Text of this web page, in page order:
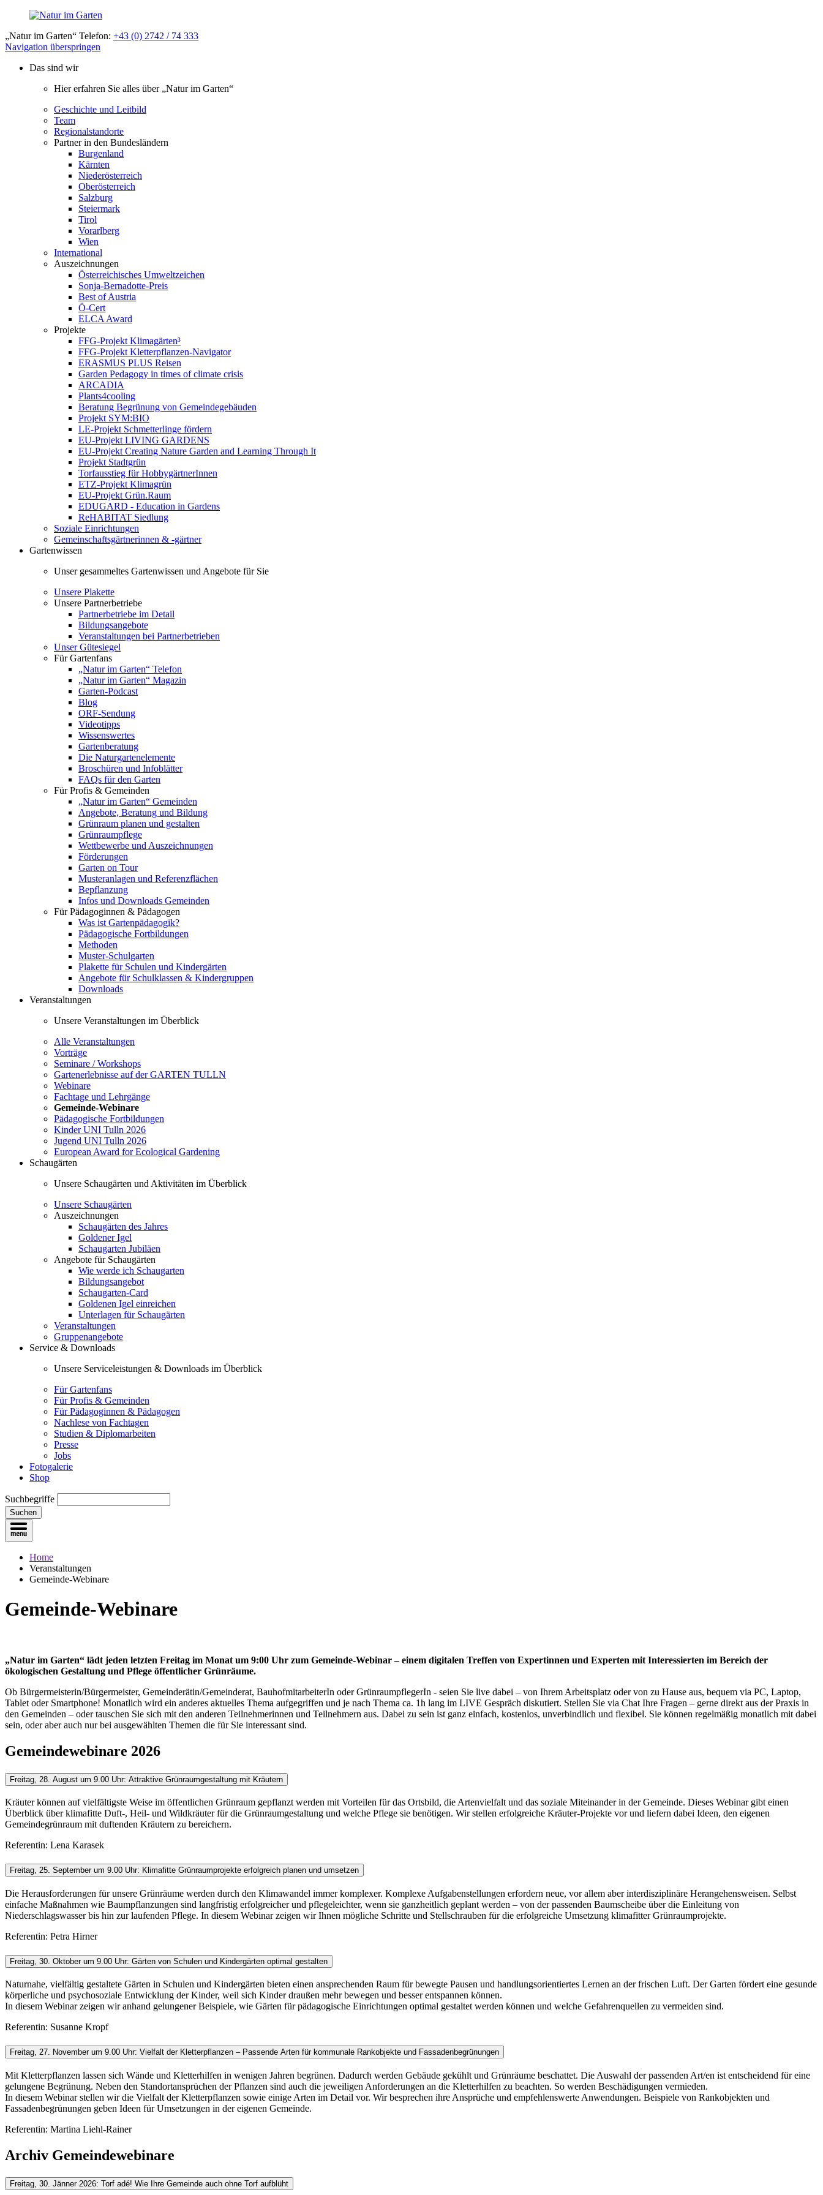
„Natur im Garten“ Telefon: +43 (0) 2742 / 74 333
Navigation überspringen
Das sind wir
Hier erfahren Sie alles über „Natur im Garten“
Geschichte und Leitbild
Team
Regionalstandorte
Partner in den Bundesländern
Burgenland
Kärnten
Niederösterreich
Oberösterreich
Salzburg
Steiermark
Tirol
Vorarlberg
Wien
International
Auszeichnungen
Österreichisches Umweltzeichen
Sonja-Bernadotte-Preis
Best of Austria
Ö-Cert
ELCA Award
Projekte
FFG-Projekt Klimagärten³
FFG-Projekt Kletterpflanzen-Navigator
ERASMUS PLUS Reisen
Garden Pedagogy in times of climate crisis
ARCADIA
Plants4cooling
Beratung Begrünung von Gemeindegebäuden
Projekt SYM:BIO
LE-Projekt Schmetterlinge fördern
EU-Projekt LIVING GARDENS
EU-Projekt Creating Nature Garden and Learning Through It
Projekt Stadtgrün
Torfausstieg für HobbygärtnerInnen
ETZ-Projekt Klimagrün
EU-Projekt Grün.Raum
EDUGARD - Education in Gardens
ReHABITAT Siedlung
Soziale Einrichtungen
Gemeinschaftsgärtnerinnen & -gärtner
Gartenwissen
Unser gesammeltes Gartenwissen und Angebote für Sie
Unsere Plakette
Unsere Partnerbetriebe
Partnerbetriebe im Detail
Bildungsangebote
Veranstaltungen bei Partnerbetrieben
Unser Gütesiegel
Für Gartenfans
„Natur im Garten“ Telefon
„Natur im Garten“ Magazin
Garten-Podcast
Blog
ORF-Sendung
Videotipps
Wissenswertes
Gartenberatung
Die Naturgartenelemente
Broschüren und Infoblätter
FAQs für den Garten
Für Profis & Gemeinden
„Natur im Garten“ Gemeinden
Angebote, Beratung und Bildung
Grünraum planen und gestalten
Grünraumpflege
Wettbewerbe und Auszeichnungen
Förderungen
Garten on Tour
Musteranlagen und Referenzflächen
Bepflanzung
Infos und Downloads Gemeinden
Für Pädagoginnen & Pädagogen
Was ist Gartenpädagogik?
Pädagogische Fortbildungen
Methoden
Muster-Schulgarten
Plakette für Schulen und Kindergärten
Angebote für Schulklassen & Kindergruppen
Downloads
Veranstaltungen
Unsere Veranstaltungen im Überblick
Alle Veranstaltungen
Vorträge
Seminare / Workshops
Gartenerlebnisse auf der GARTEN TULLN
Webinare
Fachtage und Lehrgänge
Gemeinde-Webinare
Pädagogische Fortbildungen
Kinder UNI Tulln 2026
Jugend UNI Tulln 2026
European Award for Ecological Gardening
Schaugärten
Unsere Schaugärten und Aktivitäten im Überblick
Unsere Schaugärten
Auszeichnungen
Schaugärten des Jahres
Goldener Igel
Schaugarten Jubiläen
Angebote für Schaugärten
Wie werde ich Schaugarten
Bildungsangebot
Schaugarten-Card
Goldenen Igel einreichen
Unterlagen für Schaugärten
Veranstaltungen
Gruppenangebote
Service & Downloads
Unsere Serviceleistungen & Downloads im Überblick
Für Gartenfans
Für Profis & Gemeinden
Für Pädagoginnen & Pädagogen
Nachlese von Fachtagen
Studien & Diplomarbeiten
Presse
Jobs
Fotogalerie
Shop
Suchbegriffe
Suchen
Home
Veranstaltungen
Gemeinde-Webinare
Gemeinde-Webinare
„Natur im Garten“ lädt jeden letzten Freitag im Monat um 9:00 Uhr zum Gemeinde-Webinar – einem digitalen Treffen von Expertinnen und Experten mit Interessierten im Bereich der
ökologischen Gestaltung und Pflege öffentlicher Grünräume.
Ob Bürgermeisterin/Bürgermeister, Gemeinderätin/Gemeinderat, BauhofmitarbeiterIn oder GrünraumpflegerIn - seien Sie live dabei – von Ihrem Arbeitsplatz oder von zu Hause aus, bequem via PC, Laptop,
Tablet oder Smartphone! Monatlich wird ein anderes aktuelles Thema aufgegriffen und je nach Thema ca. 1h lang im LIVE Gespräch diskutiert. Stellen Sie via Chat Ihre Fragen – gerne direkt aus der Praxis in
den Gemeinden – oder tauschen Sie sich mit den anderen Teilnehmerinnen und Teilnehmern aus. Dabei zu sein ist ganz einfach, kostenlos, unverbindlich und flexibel. Sie können regelmäßig monatlich mit dabei
sein, oder aber auch nur bei ausgewählten Themen die für Sie interessant sind.
Gemeindewebinare 2026
Freitag, 28. August um 9.00 Uhr: Attraktive Grünraumgestaltung mit Kräutern
Kräuter können auf vielfältigste Weise im öffentlichen Grünraum gepflanzt werden mit Vorteilen für das Ortsbild, die Artenvielfalt und das soziale Miteinander in der Gemeinde. Dieses Webinar gibt einen
Überblick über klimafitte Duft-, Heil- und Wildkräuter für die Grünraumgestaltung und welche Pflege sie benötigen. Wir stellen erfolgreiche Kräuter-Projekte vor und liefern dabei Ideen, den eigenen
Gemeindegrünraum mit duftenden Kräutern zu bereichern.
Referentin: Lena Karasek
Freitag, 25. September um 9.00 Uhr: Klimafitte Grünraumprojekte erfolgreich planen und umsetzen
Die Herausforderungen für unsere Grünräume werden durch den Klimawandel immer komplexer. Komplexe Aufgabenstellungen erfordern neue, vor allem aber interdisziplinäre Herangehensweisen. Selbst
einfache Maßnahmen wie Baumpflanzungen sind langfristig erfolgreicher und pflegeleichter, wenn sie ganzheitlich geplant werden – von der passenden Baumscheibe über die Einleitung von
Niederschlagswasser bis hin zur laufenden Pflege. In diesem Webinar zeigen wir Ihnen mögliche Schritte und Stellschrauben für die erfolgreiche Umsetzung klimafitter Grünraumprojekte.
Referentin: Petra Hirner
Freitag, 30. Oktober um 9.00 Uhr: Gärten von Schulen und Kindergärten optimal gestalten
Naturnahe, vielfältig gestaltete Gärten in Schulen und Kindergärten bieten einen ansprechenden Raum für bewegte Pausen und handlungsorientiertes Lernen an der frischen Luft. Der Garten fördert eine gesunde
körperliche und psychosoziale Entwicklung der Kinder, weil sich Kinder draußen mehr bewegen und besser entspannen können.
In diesem Webinar zeigen wir anhand gelungener Beispiele, wie Gärten für pädagogische Einrichtungen optimal gestaltet werden können und welche Gefahrenquellen zu vermeiden sind.
Referentin: Susanne Kropf
Freitag, 27. November um 9.00 Uhr: Vielfalt der Kletterpflanzen – Passende Arten für kommunale Rankobjekte und Fassadenbegrünungen
Mit Kletterpflanzen lassen sich Wände und Kletterhilfen in wenigen Jahren begrünen. Dadurch werden Gebäude gekühlt und Grünräume beschattet. Die Auswahl der passenden Art/en ist entscheidend für eine
gelungene Begrünung. Neben den Standortansprüchen der Pflanzen sind auch die jeweiligen Anforderungen an die Kletterhilfen zu beachten. So werden Beschädigungen vermieden.
In diesem Webinar stellen wir die Vielfalt der Kletterpflanzen sowie einige Arten im Detail vor. Wir besprechen ihre Ansprüche und empfehlenswerte Anwendungen. Beispiele von Rankobjekten und
Fassadenbegrünungen geben Ideen für Umsetzungen in der eigenen Gemeinde.
Referentin: Martina Liehl-Rainer
Archiv Gemeindewebinare
Freitag, 30. Jänner 2026: Torf adé! Wie Ihre Gemeinde auch ohne Torf aufblüht